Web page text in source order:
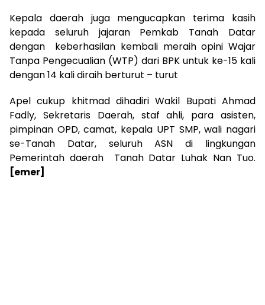
Kepala daerah juga mengucapkan terima kasih
kepada seluruh jajaran Pemkab Tanah Datar
dengan keberhasilan kembali meraih opini Wajar
Tanpa Pengecualian (WTP) dari BPK untuk ke-15 kali
dengan 14 kali diraih berturut – turut
Apel cukup khitmad dihadiri Wakil Bupati Ahmad
Fadly, Sekretaris Daerah, staf ahli, para asisten,
pimpinan OPD, camat, kepala UPT SMP, wali nagari
se-Tanah Datar, seluruh ASN di lingkungan
Pemerintah daerah Tanah Datar Luhak Nan Tuo.
[emer]